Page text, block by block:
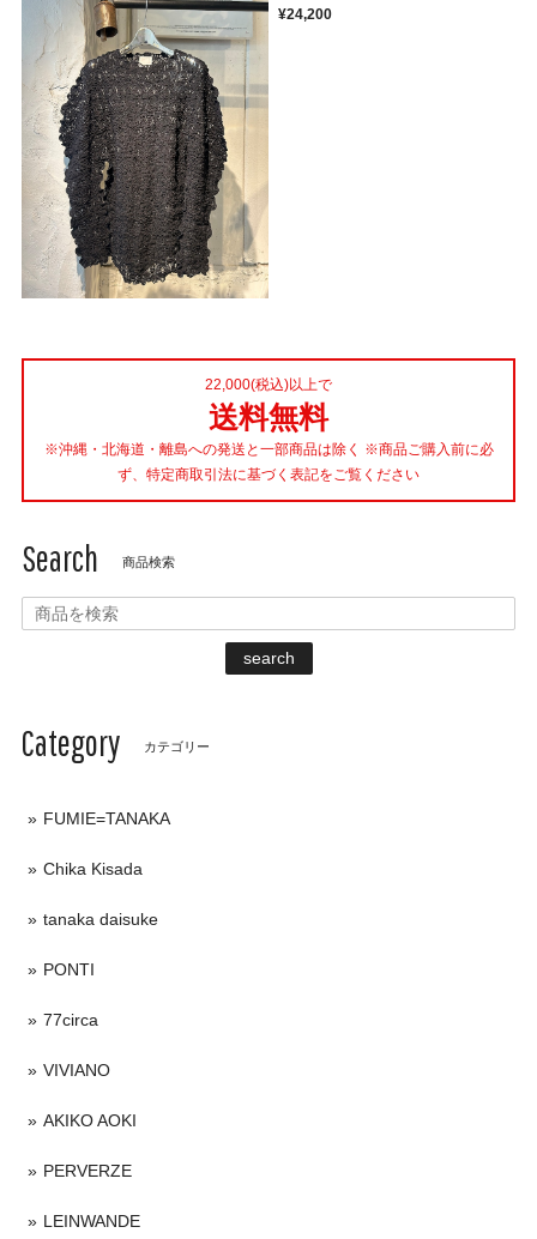
¥24,200
22,000(税込)以上で
送料無料
※沖縄・北海道・離島への発送と一部商品は除く ※商品ご購入前に必
ず、特定商取引法に基づく表記をご覧ください
Search 商品検索
search
Category カテゴリー
FUMIE=TANAKA
Chika Kisada
tanaka daisuke
PONTI
77circa
VIVIANO
AKIKO AOKI
PERVERZE
LEINWANDE